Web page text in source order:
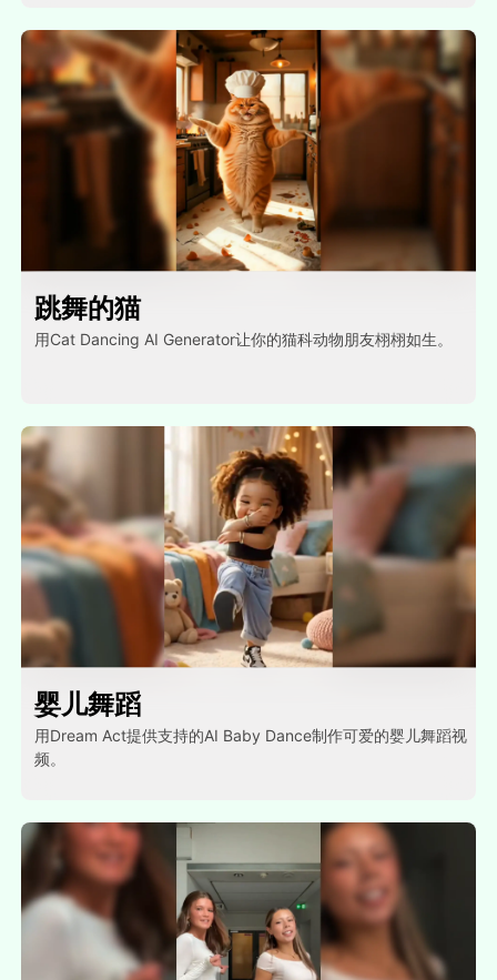
跳舞的猫
用Cat Dancing AI Generator让你的猫科动物朋友栩栩如生。
婴儿舞蹈
用Dream Act提供支持的AI Baby Dance制作可爱的婴儿舞蹈视
频。